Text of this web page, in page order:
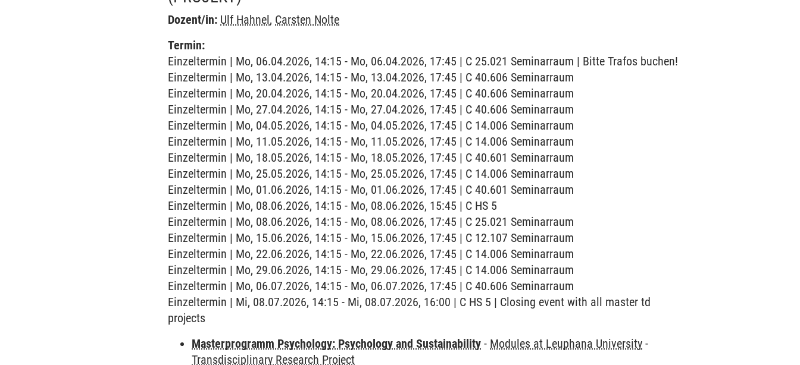
Dozent/in: Ulf Hahnel, Carsten Nolte
Termin:
Einzeltermin | Mo, 06.04.2026, 14:15 - Mo, 06.04.2026, 17:45 | C 25.021 Seminarraum | Bitte Trafos buchen!
Einzeltermin | Mo, 13.04.2026, 14:15 - Mo, 13.04.2026, 17:45 | C 40.606 Seminarraum
Einzeltermin | Mo, 20.04.2026, 14:15 - Mo, 20.04.2026, 17:45 | C 40.606 Seminarraum
Einzeltermin | Mo, 27.04.2026, 14:15 - Mo, 27.04.2026, 17:45 | C 40.606 Seminarraum
Einzeltermin | Mo, 04.05.2026, 14:15 - Mo, 04.05.2026, 17:45 | C 14.006 Seminarraum
Einzeltermin | Mo, 11.05.2026, 14:15 - Mo, 11.05.2026, 17:45 | C 14.006 Seminarraum
Einzeltermin | Mo, 18.05.2026, 14:15 - Mo, 18.05.2026, 17:45 | C 40.601 Seminarraum
Einzeltermin | Mo, 25.05.2026, 14:15 - Mo, 25.05.2026, 17:45 | C 14.006 Seminarraum
Einzeltermin | Mo, 01.06.2026, 14:15 - Mo, 01.06.2026, 17:45 | C 40.601 Seminarraum
Einzeltermin | Mo, 08.06.2026, 14:15 - Mo, 08.06.2026, 15:45 | C HS 5
Einzeltermin | Mo, 08.06.2026, 14:15 - Mo, 08.06.2026, 17:45 | C 25.021 Seminarraum
Einzeltermin | Mo, 15.06.2026, 14:15 - Mo, 15.06.2026, 17:45 | C 12.107 Seminarraum
Einzeltermin | Mo, 22.06.2026, 14:15 - Mo, 22.06.2026, 17:45 | C 14.006 Seminarraum
Einzeltermin | Mo, 29.06.2026, 14:15 - Mo, 29.06.2026, 17:45 | C 14.006 Seminarraum
Einzeltermin | Mo, 06.07.2026, 14:15 - Mo, 06.07.2026, 17:45 | C 40.606 Seminarraum
Einzeltermin | Mi, 08.07.2026, 14:15 - Mi, 08.07.2026, 16:00 | C HS 5 | Closing event with all master td
projects
Masterprogramm Psychology: Psychology and Sustainability - Modules at Leuphana University -
Transdisciplinary Research Project